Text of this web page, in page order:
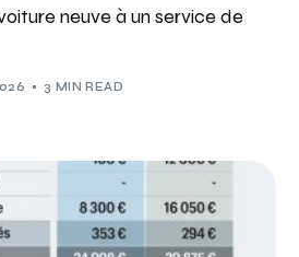
neuve à un service de
3 MIN READ